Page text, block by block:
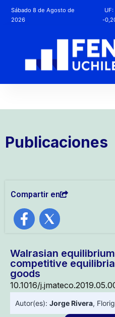
Sábado 8 de Agosto de
2026
UF:
-
Publicaciones
Compartir en
Walrasian
competitive
goods
10.1016/
Autor(es): Jorge Rivera,